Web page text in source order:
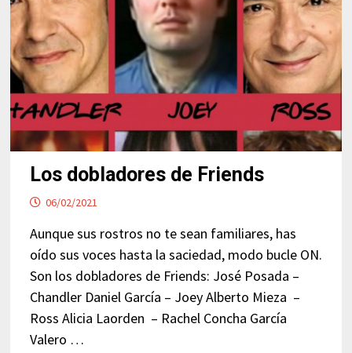
Los dobladores de Friends
06/02/2021
Aunque sus rostros no te sean familiares, has
oído sus voces hasta la saciedad, modo bucle ON.
Son los dobladores de Friends: José Posada –
Chandler Daniel García – Joey Alberto Mieza –
Ross Alicia Laorden – Rachel Concha García
Valero …